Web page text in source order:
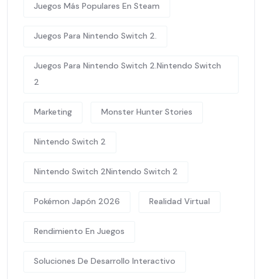
Juegos Más Populares En Steam
Juegos Para Nintendo Switch 2.
Juegos Para Nintendo Switch 2.Nintendo Switch
2
Marketing Monster Hunter Stories
Nintendo Switch 2
Nintendo Switch 2Nintendo Switch 2
Pokémon Japón 2026 Realidad Virtual
Rendimiento En Juegos
Soluciones De Desarrollo Interactivo